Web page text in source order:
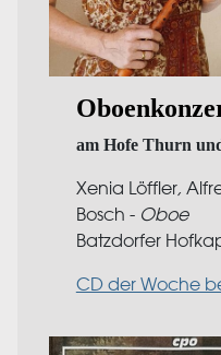
am Hofe Thurn
Xenia Löffler,
Bosch - Oboe
Batzdorfer
CD der Woche